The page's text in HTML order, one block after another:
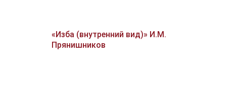
«Изба (внутренний вид)» И.М.
Прянишников